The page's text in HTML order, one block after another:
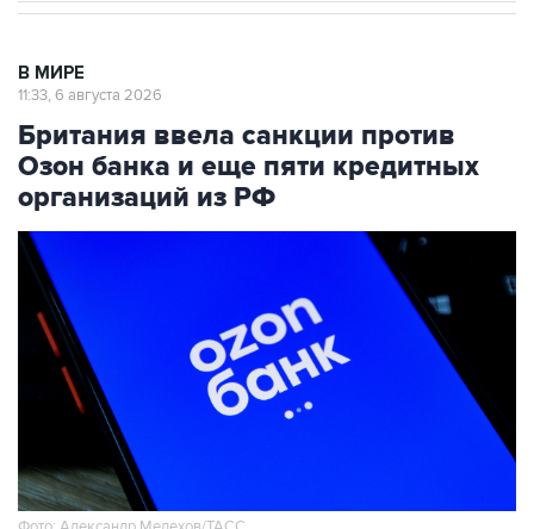
В МИРЕ
11:33, 6 августа 2026
Британия ввела санкции против
Озон банка и еще пяти кредитных
организаций из РФ